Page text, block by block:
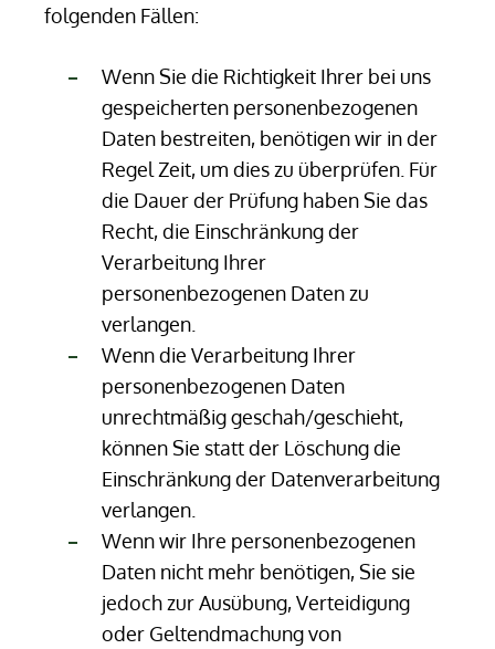
folgenden Fällen:
Wenn Sie die Richtigkeit Ihrer bei uns
gespeicherten personenbezogenen
Daten bestreiten, benötigen wir in der
Regel Zeit, um dies zu überprüfen. Für
die Dauer der Prüfung haben Sie das
Recht, die Einschränkung der
Verarbeitung Ihrer
personenbezogenen Daten zu
verlangen.
Wenn die Verarbeitung Ihrer
personenbezogenen Daten
unrechtmäßig geschah/geschieht,
können Sie statt der Löschung die
Einschränkung der Datenverarbeitung
verlangen.
Wenn wir Ihre personenbezogenen
Daten nicht mehr benötigen, Sie sie
jedoch zur Ausübung, Verteidigung
oder Geltendmachung von